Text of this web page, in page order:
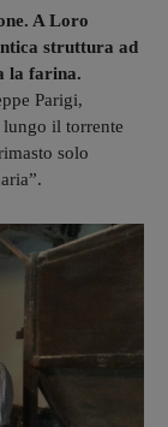
A Loro
struttura ad
la farina.
Parigi,
il torrente
solo